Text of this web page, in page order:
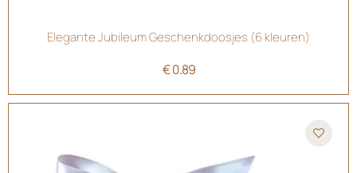
Elegante Jubileum Geschenkdoosjes (6 kleuren)
€0.89